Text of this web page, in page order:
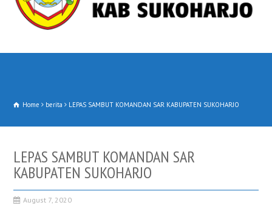
Home berita LEPAS SAMBUT KOMANDAN SAR KABUPATEN SUKOHARJO
LEPAS SAMBUT KOMANDAN SAR
KABUPATEN SUKOHARJO
August 7, 2020